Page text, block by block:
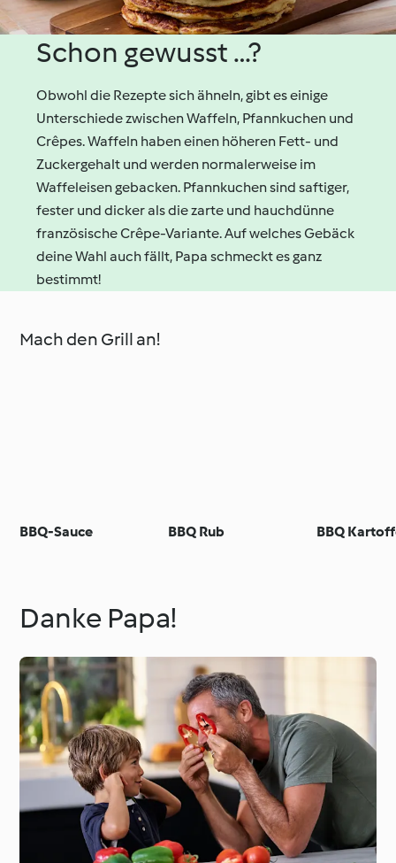
Schon gewusst …?
Obwohl die Rezepte sich ähneln, gibt es einige
Unterschiede zwischen Waffeln, Pfannkuchen und
Crêpes. Waffeln haben einen höheren Fett- und
Zuckergehalt und werden normalerweise im
Waffeleisen gebacken. Pfannkuchen sind saftiger,
fester und dicker als die zarte und hauchdünne
französische Crêpe-Variante. Auf welches Gebäck
deine Wahl auch fällt, Papa schmeckt es ganz
bestimmt!
Mach den Grill an!
BBQ-Sauce BBQ Rub BBQ
Danke Papa!